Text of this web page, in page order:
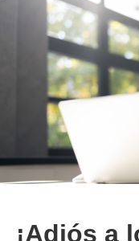
¡Adiós a